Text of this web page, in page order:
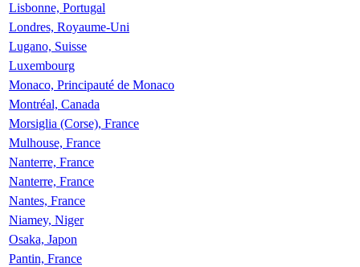
Lisbonne, Portugal
Londres, Royaume-Uni
Lugano, Suisse
Luxembourg
Monaco, Principauté de Monaco
Montréal, Canada
Morsiglia (Corse), France
Mulhouse, France
Nanterre, France
Nanterre, France
Nantes, France
Niamey, Niger
Osaka, Japon
Pantin, France